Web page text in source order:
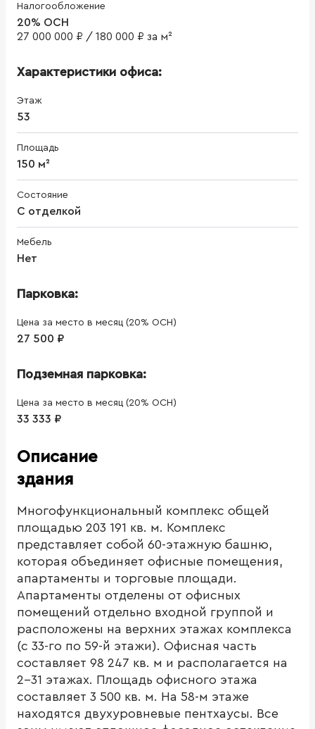
Налогообложение
20% ОСН
27 000 000 ₽ / 180 000 ₽ за м²
Характеристики офиса:
Этаж
53
Площадь
150 м²
Состояние
С отделкой
Мебель
Нет
Парковка:
Цена за место в месяц (20% ОСН)
27 500 ₽
Подземная парковка:
Цена за место в месяц (20% ОСН)
33 333 ₽
Описание
здания
Многофункциональный комплекс общей
площадью 203 191 кв. м. Комплекс
представляет собой 60-этажную башню,
которая объединяет офисные помещения,
апартаменты и торговые площади.
Апартаменты отделены от офисных
помещений отдельно входной группой и
расположены на верхних этажах комплекса
(с 33-го по 59-й этажи). Офисная часть
составляет 98 247 кв. м и располагается на
2-31 этажах. Площадь офисного этажа
составляет 3 500 кв. м. На 58-м этаже
находятся двухуровневые пентхаусы. Все